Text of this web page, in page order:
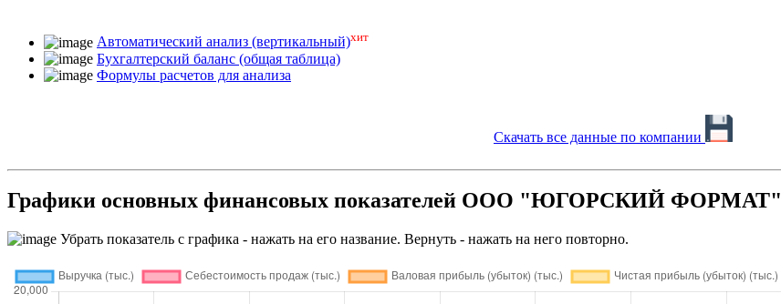
Автоматический анализ (вертикальный)хит
Бухгалтерский баланс (общая таблица)
Формулы расчетов для анализа
Скачать все данные по компании
Графики основных финансовых показателей ООО "ЮГОРСКИЙ ФОРМАТ"
Убрать показатель с графика - нажать на его название. Вернуть - нажать на него повторно.